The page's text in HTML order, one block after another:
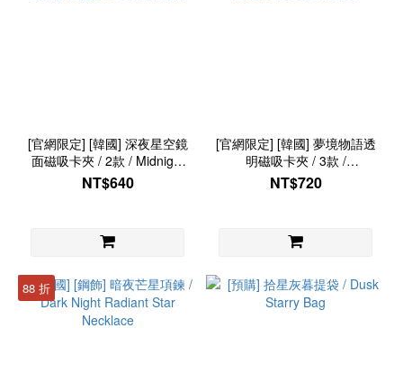
[官網限定] [韓國] 深夜星空鏡
面磁吸卡夾 / 2款 / Midnight
Starry MagSafe Card Wallet
NT$640
[官網限定] [韓國] 夢境物語透
明磁吸卡夾 / 3款 /
Dreamscape MagSafe Card
Wallet
NT$720
88 折